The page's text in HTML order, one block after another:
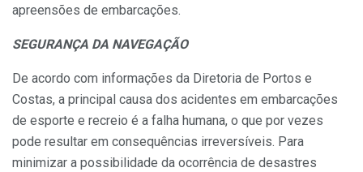
apreensões de embarcações.
SEGURANÇA DA NAVEGAÇÃO
De acordo com informações da Diretoria de Portos e
Costas, a principal causa dos acidentes em embarcações
de esporte e recreio é a falha humana, o que por vezes
pode resultar em consequências irreversíveis. Para
minimizar a possibilidade da ocorrência de desastres